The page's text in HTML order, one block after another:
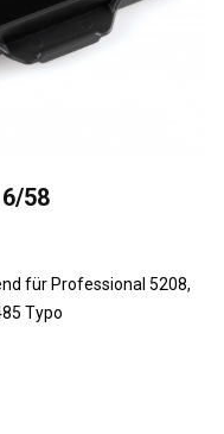
58
für Professional 5208,
Typo